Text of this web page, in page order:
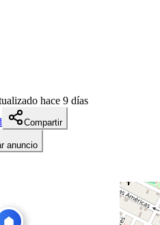
hace 9 días
Compartir
anuncio